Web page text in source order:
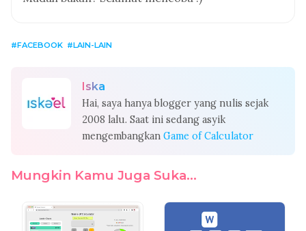
FACEBOOK LAIN-LAIN
Iska
Hai, saya hanya blogger yang nulis sejak
2008 lalu. Saat ini sedang asyik
mengembangkan Game of Calculator
Mungkin Kamu Juga Suka...